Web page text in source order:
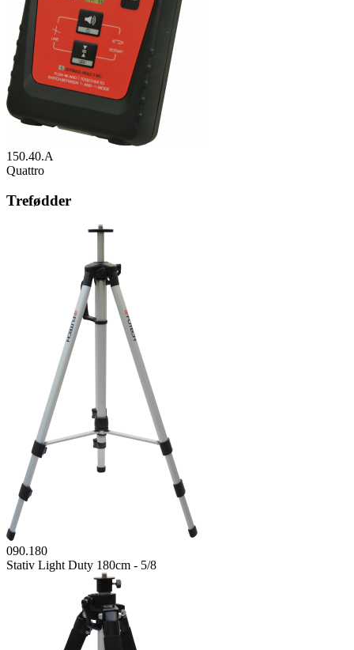
150.40.A
Quattro
Trefødder
090.180
Stativ Light Duty 180cm - 5/8